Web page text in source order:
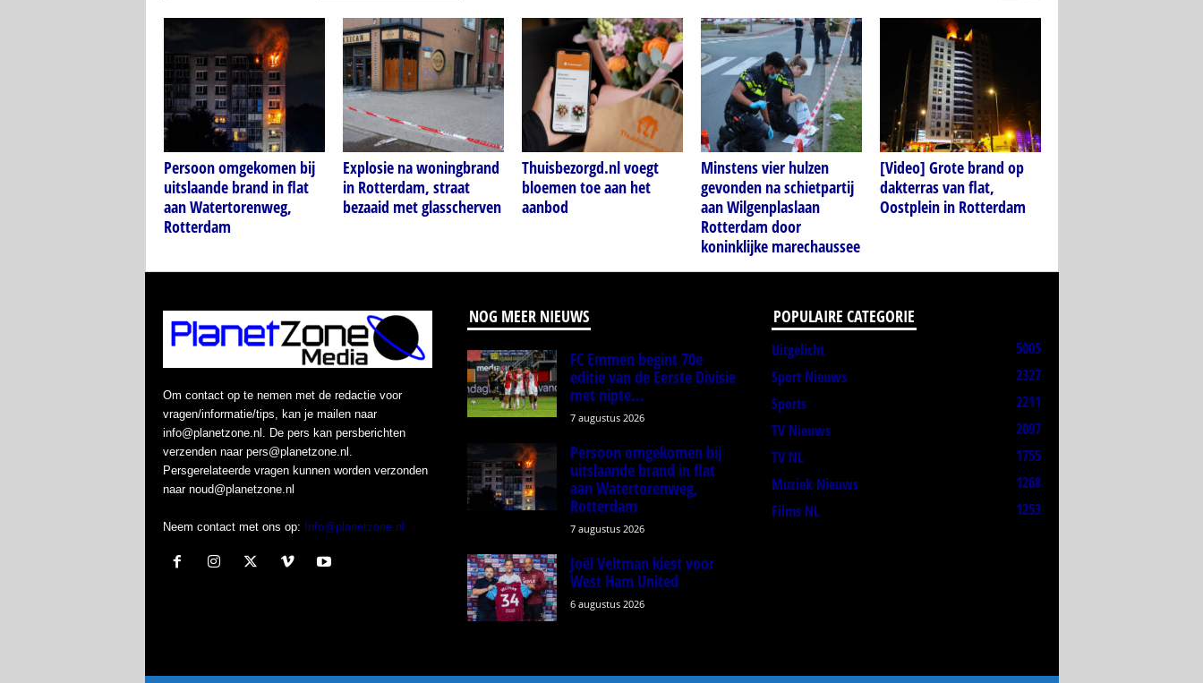
Persoon omgekomen bij
uitslaande brand in flat
aan Watertorenweg,
Rotterdam
Explosie na woningbrand
in Rotterdam, straat
bezaaid met glasscherven
Thuisbezorgd.nl voegt
bloemen toe aan het
aanbod
Minstens vier hulzen
gevonden na schietpartij
aan Wilgenplaslaan
Rotterdam door
koninklijke marechaussee
[Video] Grote brand op
dakterras van flat,
Oostplein in Rotterdam
Om contact op te nemen met de redactie voor
vragen/informatie/tips, kan je mailen naar
info@planetzone.nl. De pers kan persberichten
verzenden naar pers@planetzone.nl.
Persgerelateerde vragen kunnen worden verzonden
naar noud@planetzone.nl
Neem contact met ons op: Info@planetzone.nl
NOG MEER NIEUWS
FC Emmen begint 70e
editie van de Eerste Divisie
met nipte...
7 augustus 2026
Persoon omgekomen bij
uitslaande brand in flat
aan Watertorenweg,
Rotterdam
7 augustus 2026
Joël Veltman kiest voor
West Ham United
6 augustus 2026
POPULAIRE CATEGORIE
Uitgelicht
5005
Sport Nieuws
2327
Sports
2211
TV Nieuws
2097
TV NL
1755
Muziek Nieuws
1268
Films NL
1253